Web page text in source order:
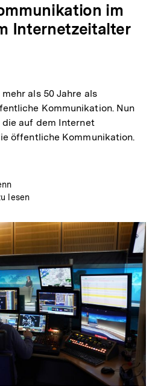
im
Internetzeitalter
als 50 Jahre als
Kommunikation. Nun
auf dem Internet
öffentliche Kommunikation.
lesen